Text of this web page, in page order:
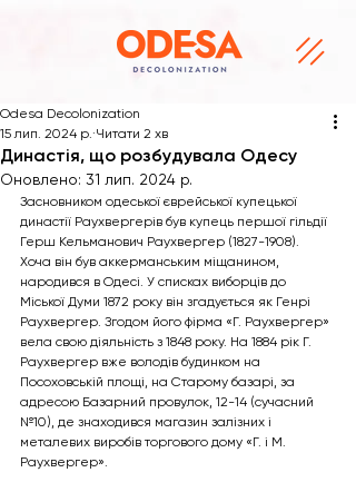
Династія, що розбудувала Одесу
Odesa Decolonization
15 лип. 2024 р. Читати 2 хв
Оновлено: 31 лип. 2024 р.
Засновником одеської єврейської купецької
династії Раухвергерів був купець першої гільдії
Герш Кельманович Раухвергер (1827-1908).
Хоча він був аккерманським міщанином,
народився в Одесі. У списках виборців до
Міської Думи 1872 року він згадується як Генрі
Раухвергер. Згодом його фірма «Г. Раухвергер»
вела свою діяльність з 1848 року. На 1884 рік Г.
Раухвергер вже володів будинком на
Посоховській площі, на Старому базарі, за
адресою Базарний провулок, 12-14 (сучасний
№10), де знаходився магазин залізних і
металевих виробів торгового дому «Г. і М.
Раухвергер».